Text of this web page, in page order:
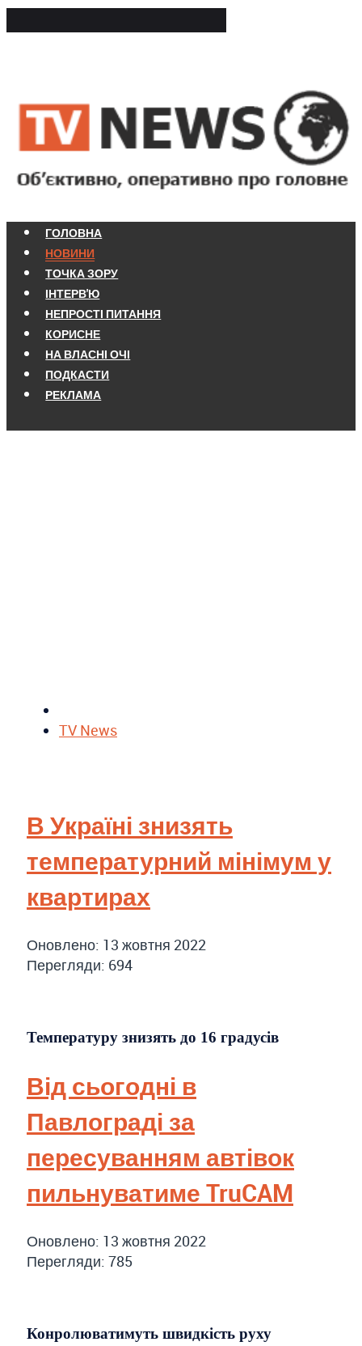
ГОЛОВНА
НОВИНИ
ТОЧКА ЗОРУ
ІНТЕРВ'Ю
НЕПРОСТІ ПИТАННЯ
КОРИСНЕ
НА ВЛАСНІ ОЧІ
ПОДКАСТИ
РЕКЛАМА
TV News
В Україні знизять
температурний мінімум у
квартирах
Оновлено: 13 жовтня 2022
Перегляди: 694
Температуру знизять до 16 градусів
Від сьогодні в
Павлограді за
пересуванням автівок
пильнуватиме TruCAM
Оновлено: 13 жовтня 2022
Перегляди: 785
Конролюватимуть швидкість руху